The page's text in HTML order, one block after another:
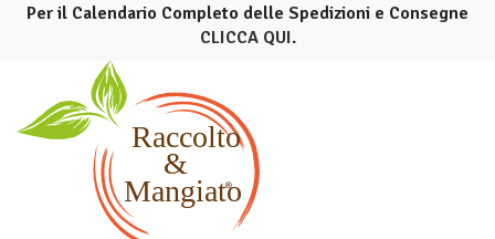
Per il Calendario Completo delle Spedizioni e Consegne
CLICCA QUI.